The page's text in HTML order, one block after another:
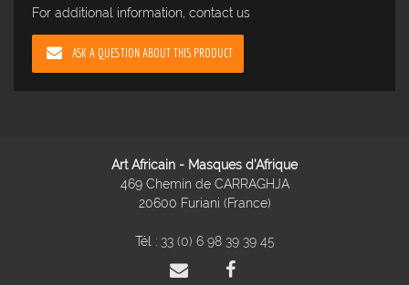
For additional information, contact us
ASK A QUESTION ABOUT THIS PRODUCT
Art Africain - Masques d'Afrique
469 Chemin de CARRAGHJA
20600 Furiani (France)
Tél : 33 (0) 6 98 39 39 45